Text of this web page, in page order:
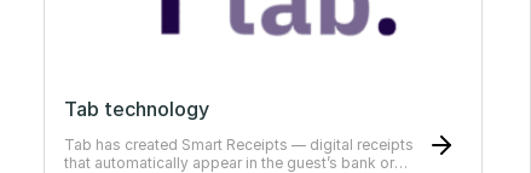
Tab technology
Tab has created Smart Receipts — digital receipts
that automatically appear in the guest’s bank or